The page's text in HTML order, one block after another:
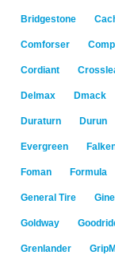
Bridgestone
Comforser
Cordiant
Delmax Dmack
Duraturn Durun
Evergreen
Foman Formula
General Tire Ginell
Goldway
Grenlander